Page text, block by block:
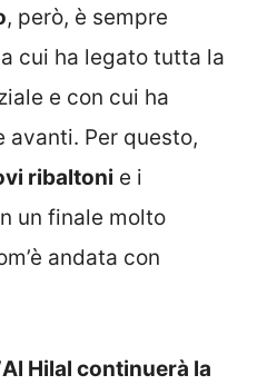
, però, è sempre
cui ha legato tutta la
e con cui ha
avanti. Per questo,
ribaltoni e i
un finale molto
andata con
Al Hilal continuerà la